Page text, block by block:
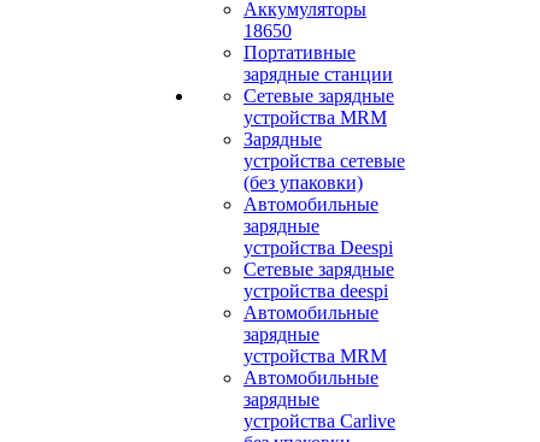
Аккумуляторы
18650
Портативные
зарядные станции
Сетевые зарядные
устройства MRM
Зарядные
устройства сетевые
(без упаковки)
Автомобильные
зарядные
устройства Deespi
Сетевые зарядные
устройства deespi
Автомобильные
зарядные
устройства MRM
Автомобильные
зарядные
устройства Carlive